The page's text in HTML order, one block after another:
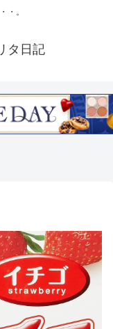
・。
タ日記